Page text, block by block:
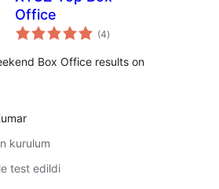
Office
(4toplam
puan
)
Box Office results on
kurulum
test edildi